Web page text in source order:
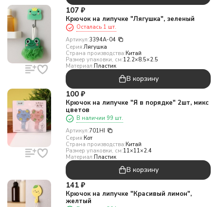
107 ₽
Крючок на липучке "Лягушка", зеленый
Осталась 1 шт.
Артикул:3394A-04
Серия:Лягушка
Страна производства:Китай
Размер упаковки, см:12.2×8.5×2.5
Материал:Пластик
В корзину
100 ₽
Крючок на липучке "Я в порядке" 2шт, микс
цветов
В наличии 99 шт.
Артикул:701HI
Серия:Кот
Страна производства:Китай
Размер упаковки, см:11×11×2.4
Материал:Пластик
В корзину
141 ₽
Крючок на липучке "Красивый лимон",
желтый